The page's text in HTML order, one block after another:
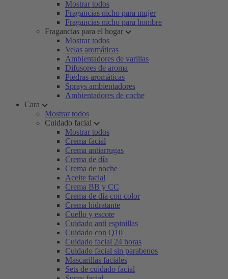
Mostrar todos
Fragancias nicho para mujer
Fragancias nicho para hombre
Fragancias para el hogar
Mostrar todos
Velas aromáticas
Ambientadores de varillas
Difusores de aroma
Piedras aromáticas
Sprays ambientadores
Ambientadores de coche
Cara
Mostrar todos
Cuidado facial
Mostrar todos
Crema facial
Crema antiarrugas
Crema de día
Crema de noche
Aceite facial
Crema BB y CC
Crema de día con color
Crema hidratante
Cuello y escote
Cuidado anti espinillas
Cuidado con Q10
Cuidado facial 24 horas
Cuidado facial sin parabenos
Mascarillas faciales
Sets de cuidado facial